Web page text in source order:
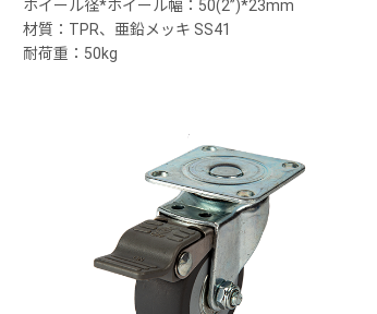
ホイール径*ホイール幅：50(2”)*23mm
材質：TPR、亜鉛メッキ SS41
耐荷重：50kg